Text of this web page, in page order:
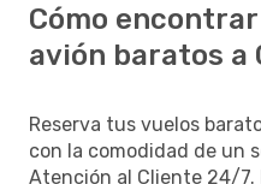
Cómo
avión baratos a
Reserva tus vuelos
con la comodidad de un
Atención al Cliente 24/7.